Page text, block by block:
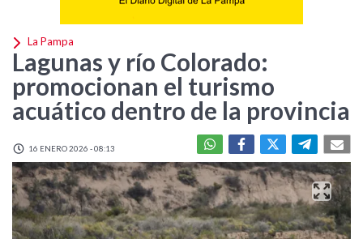
La Pampa
Lagunas y río Colorado:
promocionan el turismo
acuático dentro de la provincia
16 ENERO 2026 - 08:13